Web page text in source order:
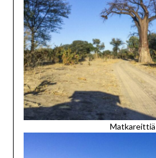
Matkareittiä